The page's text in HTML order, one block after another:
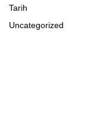
Tarih
Uncategorized